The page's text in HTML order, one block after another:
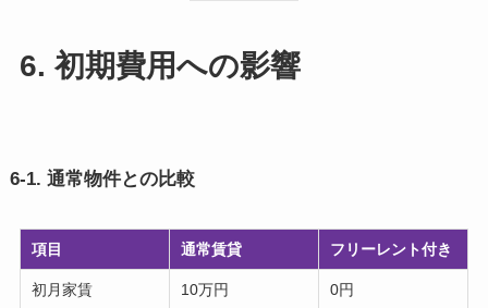
6. 初期費用への影響
6-1. 通常物件との比較
項目 通常賃貸 フリーレント付き
初月家賃 10万円 0円